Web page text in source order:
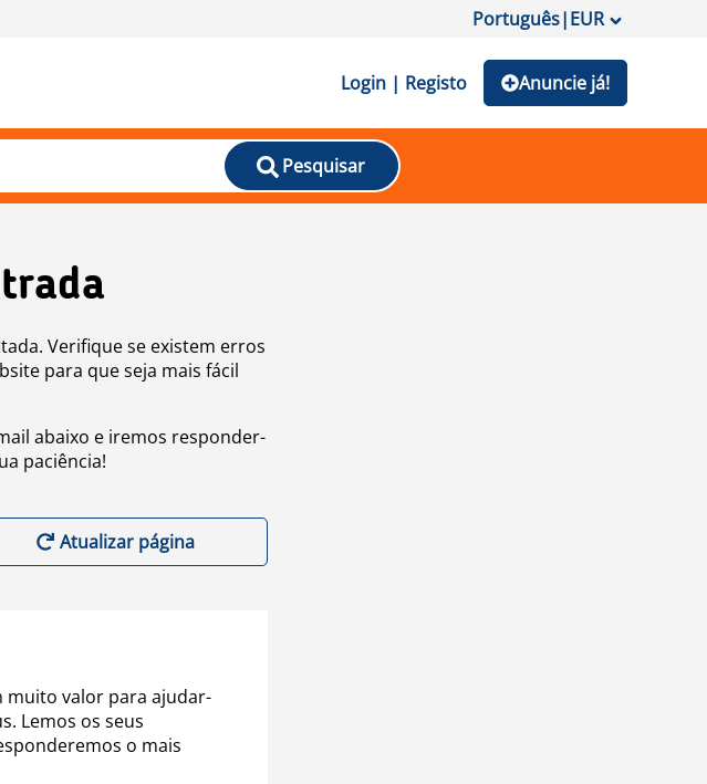
Português|EUR
Login | Registo Anuncie já!
Pesquisar
Verifique se existem erros
para que seja mais fácil
abaixo e iremos responder-
paciência!
Atualizar página
muito valor para ajudar-
Lemos os seus
o mais